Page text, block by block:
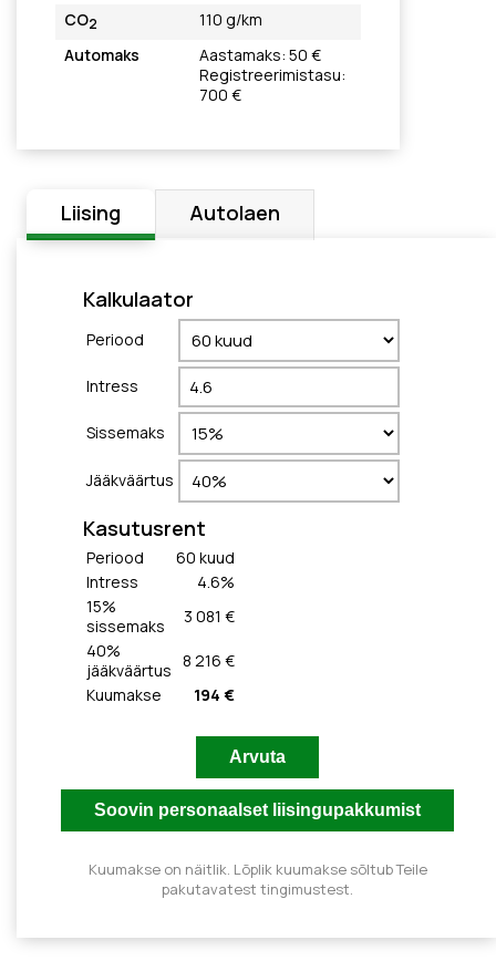
CO2
110 g/km
Automaks
Aastamaks: 50 €
Registreerimistasu:
700 €
Liising Autolaen
Kalkulaator
Periood
Intress
Sissemaks
Jääkväärtus
Kasutusrent
Periood 60 kuud
Intress
4.6%
15%
sissemaks
3 081 €
40%
jääkväärtus 8 216 €
Kuumakse
194 €
Kuumakse on näitlik. Lõplik kuumakse sõltub Teile
pakutavatest tingimustest.